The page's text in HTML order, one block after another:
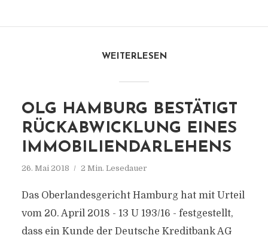
WEITERLESEN
OLG HAMBURG BESTÄTIGT
RÜCKABWICKLUNG EINES
IMMOBILIENDARLEHENS
26. Mai 2018 2 Min. Lesedauer
Das Oberlandesgericht Hamburg hat mit Urteil
vom 20. April 2018 - 13 U 193/16 - festgestellt,
dass ein Kunde der Deutsche Kreditbank AG